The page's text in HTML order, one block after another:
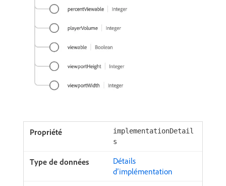
implementationDetail
s
Détails
d’implémentation